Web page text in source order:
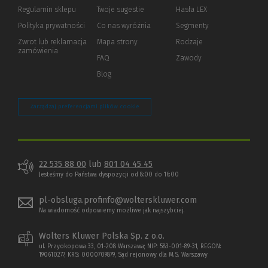
Regulamin sklepu
Polityka prywatności (Nowe
(Link
innej
Zwrot lub reklamacja
zamówienia
innej
strony)
Twoje sugestie
Co nas wyróżnia
Mapa strony
FAQ
Blog
Hasła LEX
Segmenty
Rodzaje
Zawody
Zarządzaj preferencjami plików cookie
22 535 88 00 lub 801 04 45 45
Jesteśmy do Państwa dyspozycji od 8:00 do 16:00
pl-obsluga.profinfo@wolterskluwer.com
Na wiadomość odpowiemy możliwe jak najszybciej.
Wolters Kluwer Polska Sp. z o.o.
ul. Przyokopowa 33, 01-208 Warszawa; NIP: 583-001-89-31, REGON:
190610277, KRS: 0000709879, Sąd rejonowy dla M.S. Warszawy